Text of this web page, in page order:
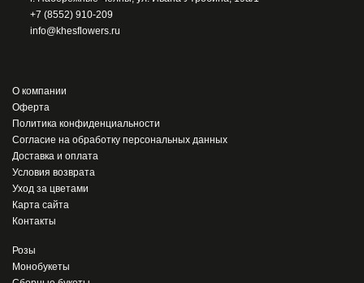
+7 (8552) 910-209
info@khesflowers.ru
О компании
Оферта
Политика конфиденциальности
Согласие на обработку персональных данных
Доставка и оплата
Условия возврата
Уход за цветами
Карта сайта
Контакты
Розы
Монобукеты